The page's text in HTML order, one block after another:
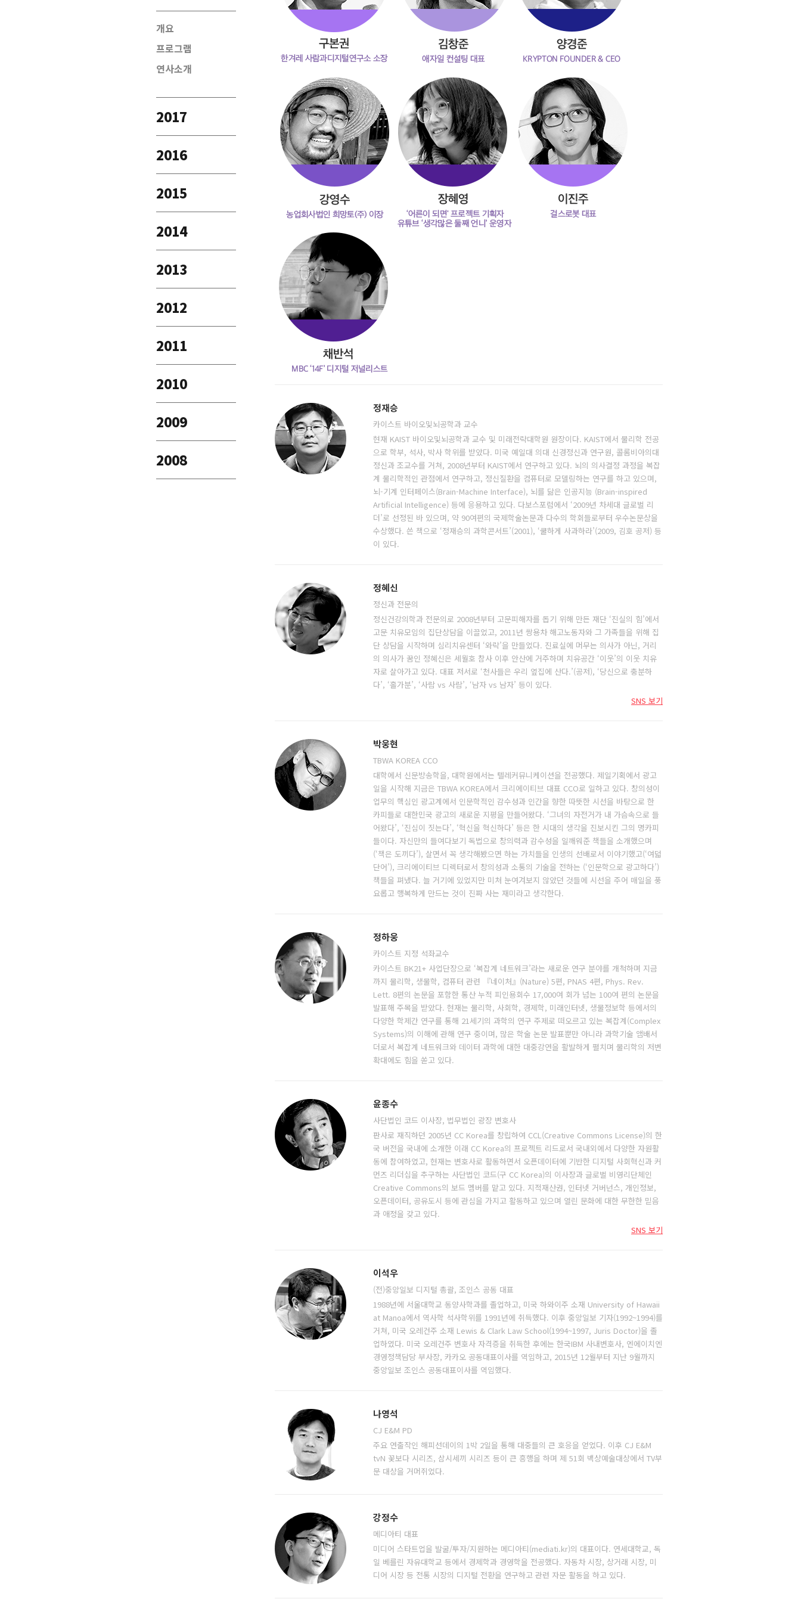
개요
프로그램
연사소개
2017
2016
2015
2014
2013
2012
2011
2010
2009
2008
정재승
카이스트 바이오및뇌공학과 교수
현재 KAIST 바이오및뇌공학과 교수 및 미래전략대학원 원장이다. KAIST에서 물리학 전공
으로 학부, 석사, 박사 학위를 받았다. 미국 예일대 의대 신경정신과 연구원, 콜롬비아의대
정신과 조교수를 거쳐, 2008년부터 KAIST에서 연구하고 있다. 뇌의 의사결정 과정을 복잡
계 물리학적인 관점에서 연구하고, 정신질환을 컴퓨터로 모델링하는 연구를 하고 있으며,
뇌-기계 인터페이스(Brain-Machine Interface), 뇌를 닮은 인공지능 (Brain-inspired
Artificial Intelligence) 등에 응용하고 있다. 다보스포럼에서 ‘2009년 차세대 글로벌 리
더’로 선정된 바 있으며, 약 90여편의 국제학술논문과 다수의 학회들로부터 우수논문상을
수상했다. 쓴 책으로 ‘정재승의 과학콘서트’(2001), ‘쿨하게 사과하라’(2009, 김호 공저) 등
이 있다.
정혜신
정신과 전문의
정신건강의학과 전문의로 2008년부터 고문피해자를 돕기 위해 만든 재단 ‘진실의 힘’에서
고문 치유모임의 집단상담을 이끌었고, 2011년 쌍용차 해고노동자와 그 가족들을 위해 집
단 상담을 시작하며 심리치유센터 ‘와락’을 만들었다. 진료실에 머무는 의사가 아닌, 거리
의 의사가 꿈인 정혜신은 세월호 참사 이후 안산에 거주하며 치유공간 ‘이웃’의 이웃 치유
자로 살아가고 있다. 대표 저서로 ‘천사들은 우리 옆집에 산다.’(공저), ‘당신으로 충분하
다’, ‘홀가분’, ‘사람 vs 사람’, ‘남자 vs 남자’ 등이 있다.
SNS 보기
박웅현
TBWA KOREA CCO
대학에서 신문방송학을, 대학원에서는 텔레커뮤니케이션을 전공했다. 제일기획에서 광고
일을 시작해 지금은 TBWA KOREA에서 크리에이티브 대표 CCO로 일하고 있다. 창의성이
업무의 핵심인 광고계에서 인문학적인 감수성과 인간을 향한 따뜻한 시선을 바탕으로 한
카피들로 대한민국 광고의 새로운 지평을 만들어왔다. ‘그녀의 자전거가 내 가슴속으로 들
어왔다’, ‘진심이 짓는다’, ‘혁신을 혁신하다’ 등은 한 시대의 생각을 진보시킨 그의 명카피
들이다. 자신만의 들여다보기 독법으로 창의력과 감수성을 일깨워준 책들을 소개했으며
(‘책은 도끼다’), 살면서 꼭 생각해봤으면 하는 가치들을 인생의 선배로서 이야기했고(‘여덟
단어’), 크리에이티브 디렉터로서 창의성과 소통의 기술을 전하는 (‘인문학으로 광고하다’)
책들을 펴냈다. 늘 거기에 있었지만 미처 눈여겨보지 않았던 것들에 시선을 주어 매일을 풍
요롭고 행복하게 만드는 것이 진짜 사는 재미라고 생각한다.
정하웅
카이스트 지정 석좌교수
카이스트 BK21+ 사업단장으로 ‘복잡계 네트워크’라는 새로운 연구 분야를 개척하며 지금
까지 물리학, 생물학, 컴퓨터 관련 『네이처』(Nature) 5편, PNAS 4편, Phys. Rev.
Lett. 8편의 논문을 포함한 통산 누적 피인용회수 17,000여 회가 넘는 100여 편의 논문을
발표해 주목을 받았다. 현재는 물리학, 사회학, 경제학, 미래인터넷, 생물정보학 등에서의
다양한 학제간 연구를 통해 21세기의 과학의 연구 주제로 떠오르고 있는 복잡계(Complex
Systems)의 이해에 관해 연구 중이며, 많은 학술 논문 발표뿐만 아니라 과학기술 앰배서
더로서 복잡계 네트워크와 데이터 과학에 대한 대중강연을 활발하게 펼치며 물리학의 저변
확대에도 힘을 쏟고 있다.
윤종수
사단법인 코드 이사장, 법무법인 광장 변호사
판사로 재직하던 2005년 CC Korea를 창립하여 CCL(Creative Commons License)의 한
국 버전을 국내에 소개한 이래 CC Korea의 프로젝트 리드로서 국내외에서 다양한 자원활
동에 참여하였고, 현재는 변호사로 활동하면서 오픈데이터에 기반한 디지털 사회혁신과 커
먼즈 리더십을 추구하는 사단법인 코드(구 CC Korea)의 이사장과 글로벌 비영리단체인
Creative Commons의 보드 멤버를 맡고 있다. 지적재산권, 인터넷 거버넌스, 개인정보,
오픈데이터, 공유도시 등에 관심을 가지고 활동하고 있으며 열린 문화에 대한 무한한 믿음
과 애정을 갖고 있다.
SNS 보기
이석우
(전)중앙일보 디지털 총괄, 조인스 공동 대표
1988년에 서울대학교 동양사학과를 졸업하고, 미국 하와이주 소재 University of Hawaii
at Manoa에서 역사학 석사학위를 1991년에 취득했다. 이후 중앙일보 기자(1992~1994)를
거쳐, 미국 오레건주 소재 Lewis & Clark Law School(1994~1997, Juris Doctor)을 졸
업하였다. 미국 오레건주 변호사 자격증을 취득한 후에는 한국IBM 사내변호사, 엔에이치엔
경영정책담당 부사장, 카카오 공동대표이사를 역임하고, 2015년 12월부터 지난 9월까지
중앙일보 조인스 공동대표이사를 역임했다.
나영석
CJ E&M PD
주요 연출작인 해피선데이의 1박 2일을 통해 대중들의 큰 호응을 얻었다. 이후 CJ E&M
tvN 꽃보다 시리즈, 삼시세끼 시리즈 등이 큰 흥행을 하며 제 51회 백상예술대상에서 TV부
문 대상을 거머쥐었다.
강정수
메디아티 대표
미디어 스타트업을 발굴/투자/지원하는 메디아티(mediati.kr)의 대표이다. 연세대학교, 독
일 베를린 자유대학교 등에서 경제학과 경영학을 전공했다. 자동차 시장, 상거래 시장, 미
디어 시장 등 전통 시장의 디지털 전환을 연구하고 관련 자문 활동을 하고 있다.